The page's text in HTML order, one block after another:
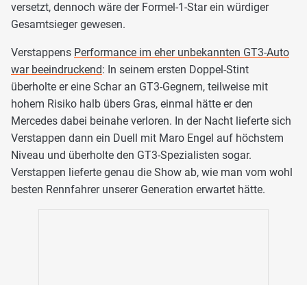
versetzt, dennoch wäre der Formel-1-Star ein würdiger
Gesamtsieger gewesen.
Verstappens Performance im eher unbekannten GT3-Auto
war beeindruckend: In seinem ersten Doppel-Stint
überholte er eine Schar an GT3-Gegnern, teilweise mit
hohem Risiko halb übers Gras, einmal hätte er den
Mercedes dabei beinahe verloren. In der Nacht lieferte sich
Verstappen dann ein Duell mit Maro Engel auf höchstem
Niveau und überholte den GT3-Spezialisten sogar.
Verstappen lieferte genau die Show ab, wie man vom wohl
besten Rennfahrer unserer Generation erwartet hätte.